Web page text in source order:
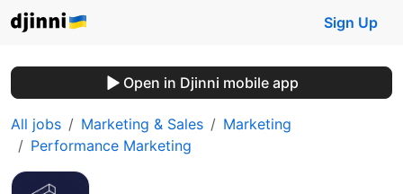
Sign Up
Open in Djinni mobile app
All jobs Marketing & Sales
Marketing
Performance Marketing